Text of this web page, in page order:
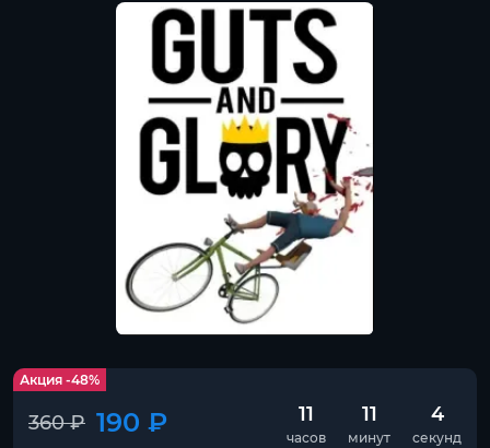
Акция -48%
360 ₽ 190 ₽ 11
часов
11
минут
4
секунд